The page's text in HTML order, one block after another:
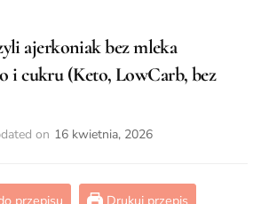
ajerkoniak bez mleka
i cukru (Keto, LowCarb, bez
on 16 kwietnia, 2026
przepisu Drukuj przepis